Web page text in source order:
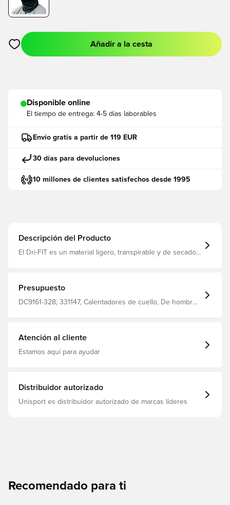
Abre un modal para iniciar sesión o registrarse como miembro
Añadir a la cesta
Disponible online
El tiempo de entrega: 4-5 días laborables
Envío gratis a partir de 119 EUR
30 días para devoluciones
10 millones de clientes satisfechos desde 1995
Descripción del Producto
El Dri-FIT es un material ligero, transpirable y de secado
hace frío. Hecho de un 91% de poliéster y un 9% de
elastano.
Presupuesto
DC9161-328, 331147, Calentadores de cuello, De hombre,
Atención al cliente
Estamos aquí para ayudar
Distribuidor autorizado
Unisport es distribuidor autorizado de marcas líderes
Recomendado para ti